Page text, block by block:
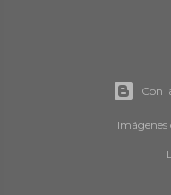
Con
Imágenes